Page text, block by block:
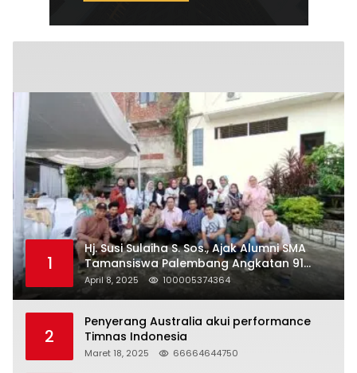
1
Hj. Susi Sulaiha S. Sos., Ajak Alumni SMA
Tamansiswa Palembang Angkatan 91
Halal Bihalal
April 8, 2025 100005374364
2
Penyerang Australia akui performance
Timnas Indonesia
Maret 18, 2025 66664644750